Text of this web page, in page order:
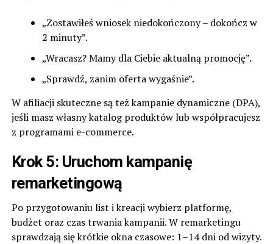
„Zostawiłeś wniosek niedokończony – dokończ w
2 minuty”.
„Wracasz? Mamy dla Ciebie aktualną promocję”.
„Sprawdź, zanim oferta wygaśnie”.
W afiliacji skuteczne są też kampanie dynamiczne (DPA),
jeśli masz własny katalog produktów lub współpracujesz
z programami e-commerce.
Krok 5: Uruchom kampanię
remarketingową
Po przygotowaniu list i kreacji wybierz platformę,
budżet oraz czas trwania kampanii. W remarketingu
sprawdzają się krótkie okna czasowe: 1–14 dni od wizyty.